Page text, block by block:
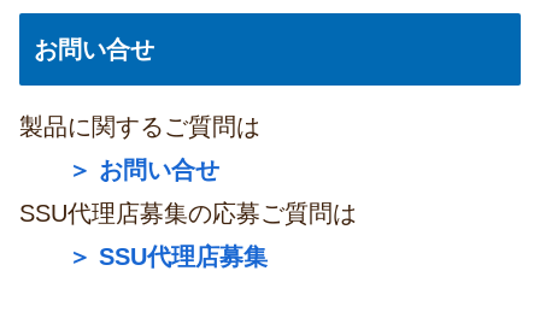
お問い合せ
製品に関するご質問は
＞ お問い合せ
SSU代理店募集の応募ご質問は
＞ SSU代理店募集